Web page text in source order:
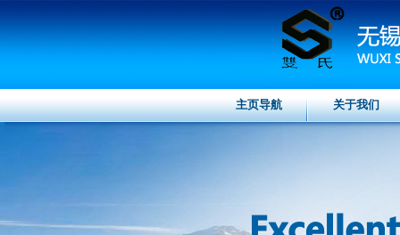
主页导航 关于我们